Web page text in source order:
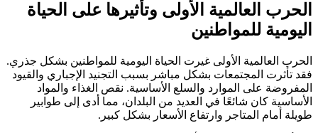
الحرب العالمية الأولى وتأثيرها على الحياة
اليومية للمواطنين
الحرب العالمية الأولى غيرت الحياة اليومية للمواطنين بشكل جذري.
فقد تأثرت المجتمعات بشكل مباشر بسبب التجنيد الإجباري والقيود
المفروضة على الموارد والسلع الأساسية. نقص الغذاء والمواد
الأساسية كان شائعًا في العديد من البلدان، مما أدى إلى طوابير
طويلة أمام المتاجر وارتفاع الأسعار بشكل كبير.